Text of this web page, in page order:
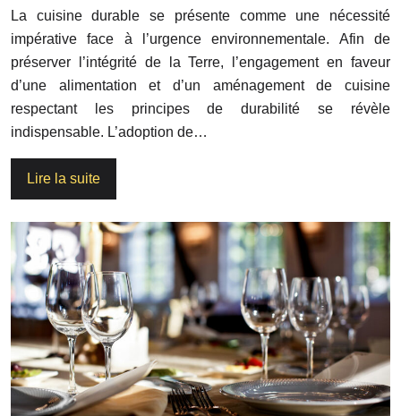
La cuisine durable se présente comme une nécessité
impérative face à l’urgence environnementale. Afin de
préserver l’intégrité de la Terre, l’engagement en faveur
d’une alimentation et d’un aménagement de cuisine
respectant les principes de durabilité se révèle
indispensable. L’adoption de…
Lire la suite